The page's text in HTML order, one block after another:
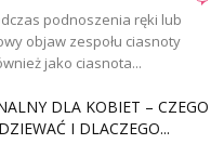
podnoszenia ręki lub
objaw zespołu ciasnoty
jako ciasnota...
DLA KOBIET – CZEGO
I DLACZEGO...